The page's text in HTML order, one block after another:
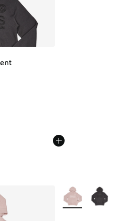
Weitere Farben